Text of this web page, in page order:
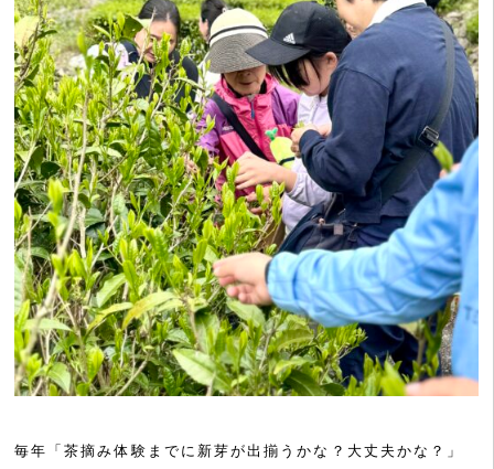
毎年「茶摘み体験までに新芽が出揃うかな？大丈夫かな？」